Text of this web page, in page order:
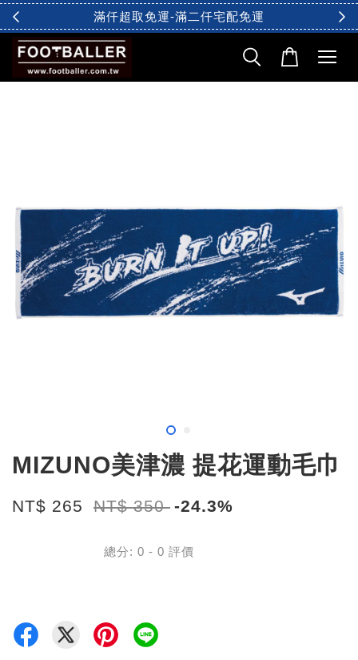
滿仟超取免運-滿二仟宅配免運
MIZUNO美津濃 提花運動毛巾
NT$ 265 NT$ 350 -24.3%
總分: 0 - 0 評價